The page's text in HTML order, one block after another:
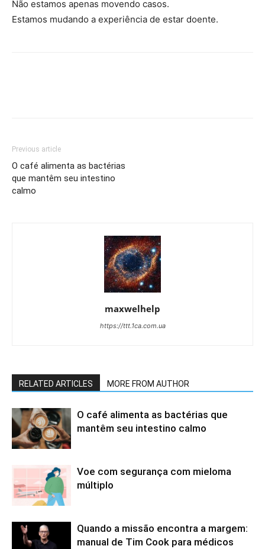
Não estamos apenas movendo casos.
Estamos mudando a experiência de estar doente.
Previous article
O café alimenta as bactérias
que mantêm seu intestino
calmo
maxwelhelp
https://ttt.1ca.com.ua
RELATED ARTICLES MORE FROM AUTHOR
O café alimenta as bactérias que
mantêm seu intestino calmo
Voe com segurança com mieloma
múltiplo
Quando a missão encontra a margem:
manual de Tim Cook para médicos